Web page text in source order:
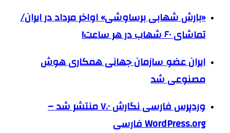
«بارش شهابی برساوشی» اواخر مرداد در ایران/
تماشای ۶۰ شهاب در هر ساعت!
ایران عضو سازمان جهانی همکاری هوش
مصنوعی شد
وردپرس فارسی نگارش ۷.۰ منتشر شد –
WordPress.org فارسی